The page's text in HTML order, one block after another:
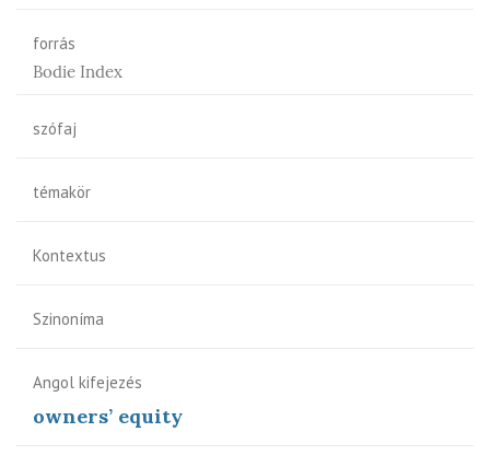
forrás
Bodie Index
szófaj
témakör
Kontextus
Szinoníma
Angol kifejezés
owners’ equity